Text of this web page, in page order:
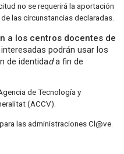
no se requerirá la aportación
las circunstancias declaradas.
a los centros docentes de
podrán usar los
de identidada fin de
de Tecnología y
(ACCV).
las administraciones Cl@ve.